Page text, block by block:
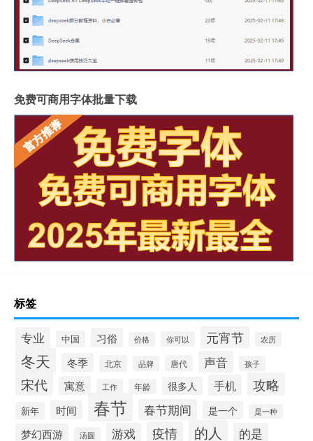
免费可商用字体批量下载
标签
专业 中国 习俗 价格 你可以 元宵节 农历
冬天 冬季 北京 品牌 唐代 声音 孩子
宋代 寓意 工作 年龄 很多人 手机 攻略
新年 时间 春节 春节期间 是一个 是一种
梦幻西游 汤圆 游戏 疫情 的人 的是